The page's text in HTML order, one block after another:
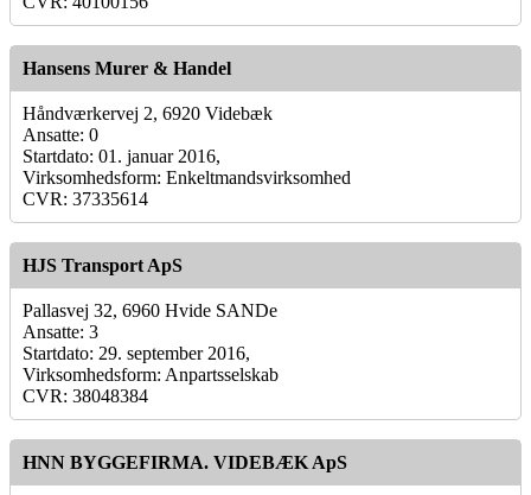
Hansens Murer & Handel
Håndværkervej 2, 6920 Videbæk
Ansatte: 0
Startdato: 01. januar 2016,
Virksomhedsform: Enkeltmandsvirksomhed
CVR: 37335614
HJS Transport ApS
Pallasvej 32, 6960 Hvide SANDe
Ansatte: 3
Startdato: 29. september 2016,
Virksomhedsform: Anpartsselskab
CVR: 38048384
HNN BYGGEFIRMA. VIDEBÆK ApS